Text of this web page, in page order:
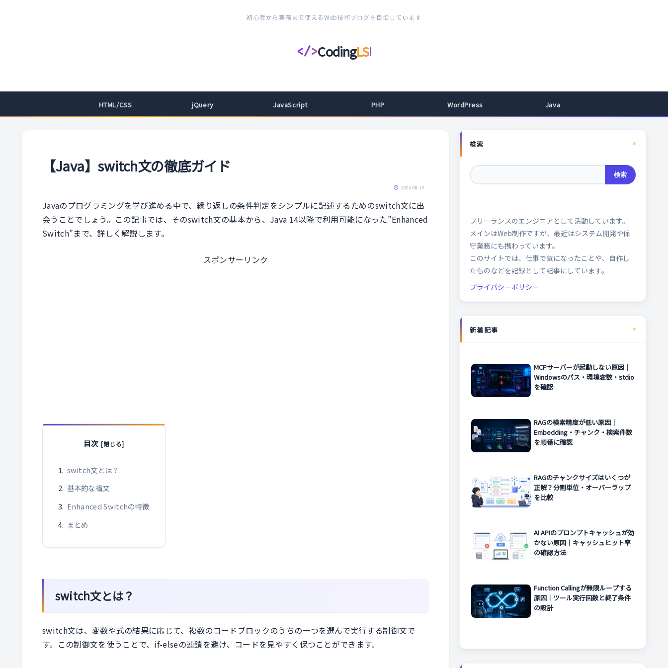
初心者から実務まで使えるWeb技術ブログを目指しています
</>CodingLS
コ
ィ
イ
ル
HTML/CSS jQuery JavaScript PHP WordPress Java
【Java】switch文の徹底ガイド
2023.08.14
Javaのプログラミングを学び進める中で、繰り返しの条件判定をシンプルに記述するためのswitch文に出
会うことでしょう。この記事では、そのswitch文の基本から、Java 14以降で利用可能になった”Enhanced
Switch”まで、詳しく解説します。
スポンサーリンク
目次
switch文とは？
基本的な構文
Enhanced Switchの特徴
まとめ
switch文とは？
switch文は、変数や式の結果に応じて、複数のコードブロックのうちの一つを選んで実行する制御文で
す。この制御文を使うことで、if-elseの連鎖を避け、コードを見やすく保つことができます。
検索
検索
フリーランスのエンジニアとして活動しています。
メインはWeb制作ですが、最近はシステム開発や保
守業務にも携わっています。
このサイトでは、仕事で気になったことや、自作し
たものなどを記録として記事にしています。
プライバシーポリシー
新着記事
MCPサーバーが起動しない原因｜
Windowsのパス・環境変数・stdio
を確認
RAGの検索精度が低い原因｜
Embedding・チャンク・検索件数
を順番に確認
RAGのチャンクサイズはいくつが
正解？分割単位・オーバーラップ
を比較
AI APIのプロンプトキャッシュが効
かない原因｜キャッシュヒット率
の確認方法
Function Callingが無限ループする
原因｜ツール実行回数と終了条件
の設計